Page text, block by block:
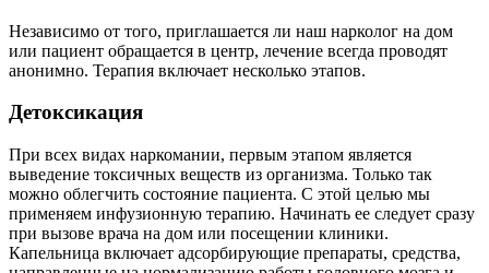
Независимо от того, приглашается ли наш нарколог на дом
или пациент обращается в центр, лечение всегда проводят
анонимно. Терапия включает несколько этапов.
Детоксикация
При всех видах наркомании, первым этапом является
выведение токсичных веществ из организма. Только так
можно облегчить состояние пациента. С этой целью мы
применяем инфузионную терапию. Начинать ее следует сразу
при вызове врача на дом или посещении клиники.
Капельница включает адсорбирующие препараты, средства,